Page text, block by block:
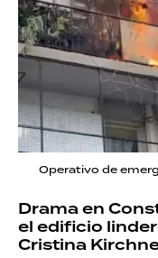
Operativo de
Drama en
el edificio
Cristina